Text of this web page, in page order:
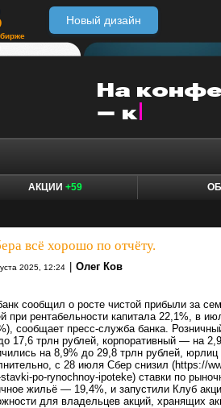
Новый дизайн
АКЦИИ +59
всё хорошо по отчёту.
2025, 12:24 Олег Ков
сообщил о росте чистой прибыли за
при рентабельности капитала 22,1%, в
сообщает пресс-служба банка.
17,6 трлн рублей, корпоративный — на
на 8,9% до 29,8 трлн рублей,
с 28 июля Сбер снизил (https://
po-rynochnoy-ipoteke) ставки по
жильё — 19,4%, и запустили Клуб
для владельцев акций, хранящих